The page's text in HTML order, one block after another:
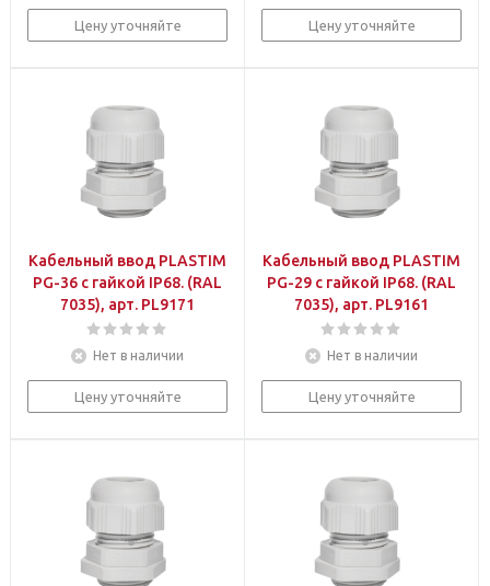
Цену уточняйте Цену уточняйте
Кабельный ввод PLASTIM
PG-36 с гайкой IP68. (RAL
7035), арт. PL9171
Нет в наличии
Цену уточняйте
Кабельный ввод PLASTIM
PG-29 с гайкой IP68. (RAL
7035), арт. PL9161
Нет в наличии
Цену уточняйте